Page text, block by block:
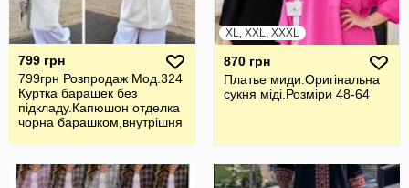
799 грн
799грн Розпродаж Мод.324
Куртка барашек без
підкладу.Капюшон отделка
чорна барашком,внутрішня
XL, XXL, XXXL
870 грн
Платье миди.Оригiнальна
сукня мiдi.Розмiри 48-64